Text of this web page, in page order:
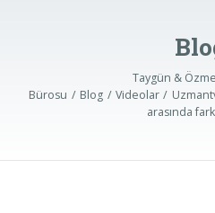
Taygün &
Bürosu
Blog Videolar
arasında